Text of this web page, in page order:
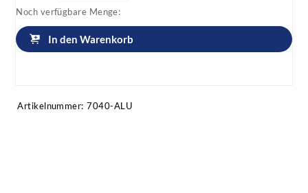
Noch verfügbare Menge:
In den Warenkorb
Artikelnummer: 7040-ALU